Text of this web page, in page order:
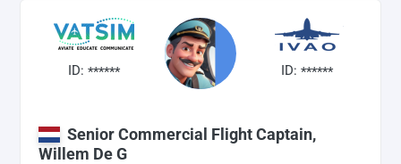
ID: ****** ID: ******
Senior Commercial Flight Captain,
Willem De G